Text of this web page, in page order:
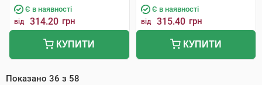
Є в наявності
від 314.20 грн
КУПИТИ
Є в наявності
від 315.40 грн
КУПИТИ
Показано 36 з 58